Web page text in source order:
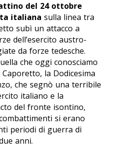
del 24 ottobre
italiana sulla linea tra
subì un attacco a
dell’esercito austro-
da forze tedesche.
che oggi conosciamo
la Dodicesima
che segnò una terribile
italiano e la
del fronte isontino,
si erano
periodi di guerra di
anni.